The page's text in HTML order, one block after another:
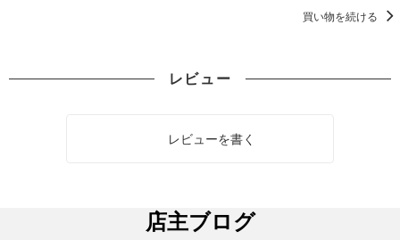
買い物を続ける
レビュー
レビューを書く